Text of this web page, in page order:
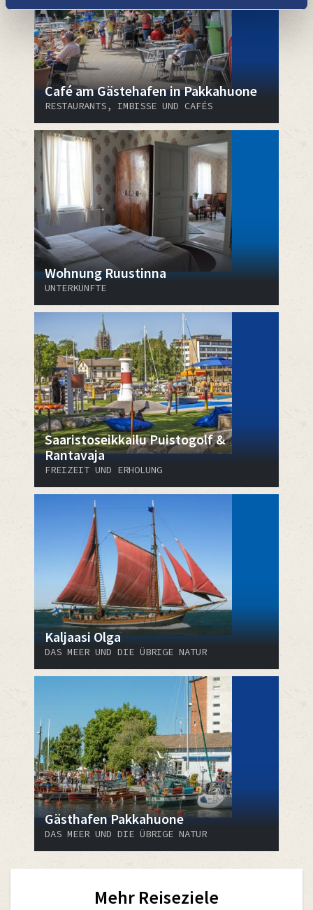
Café am Gästehafen in Pakkahuone
RESTAURANTS, IMBISSE UND CAFÉS
Wohnung Ruustinna
UNTERKÜNFTE
Saaristoseikkailu Puistogolf &
Rantavaja
FREIZEIT UND ERHOLUNG
Kaljaasi Olga
DAS MEER UND DIE ÜBRIGE NATUR
Gästhafen Pakkahuone
DAS MEER UND DIE ÜBRIGE NATUR
Mehr Reiseziele